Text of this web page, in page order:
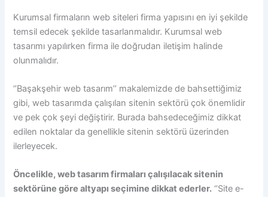
Kurumsal firmaların web siteleri firma yapısını en iyi şekilde
temsil edecek şekilde tasarlanmalıdır. Kurumsal web
tasarımı yapılırken firma ile doğrudan iletişim halinde
olunmalıdır.
‘’Başakşehir web tasarım’’ makalemizde de bahsettiğimiz
gibi, web tasarımda çalışılan sitenin sektörü çok önemlidir
ve pek çok şeyi değiştirir. Burada bahsedeceğimiz dikkat
edilen noktalar da genellikle sitenin sektörü üzerinden
ilerleyecek.
Öncelikle, web tasarım firmaları çalışılacak sitenin
sektörüne göre altyapı seçimine dikkat ederler. ‘’Site e-